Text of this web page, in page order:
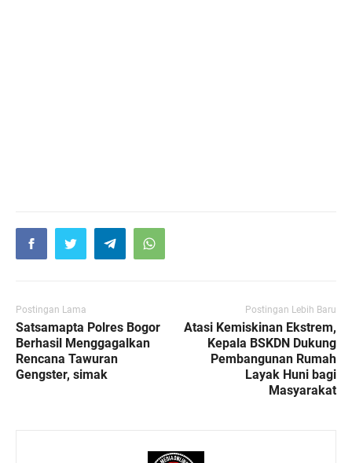
Postingan Lama
Satsamapta Polres Bogor
Berhasil Menggagalkan
Rencana Tawuran
Gengster, simak
Postingan Lebih Baru
Atasi Kemiskinan Ekstrem,
Kepala BSKDN Dukung
Pembangunan Rumah
Layak Huni bagi
Masyarakat